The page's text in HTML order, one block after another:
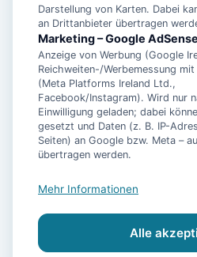
Norddeicher Perle 2
**5 Sterne Luxus
Personen mit Pool,
**5 Sterne Luxus
und eigenem Fahrstuhl**
Darstellung von Karten. Dabei
an Drittanbieter übertragen
Marketing – Google
Anzeige von Werbung (Google
Reichweiten-/Werbemessung
(Meta Platforms Ireland Ltd.,
Facebook/Instagram). Wird nur
Einwilligung geladen; dabei
gesetzt und Daten (z. B. IP-
Seiten) an Google bzw. Meta –
übertragen werden.
Mehr Informationen
Alle